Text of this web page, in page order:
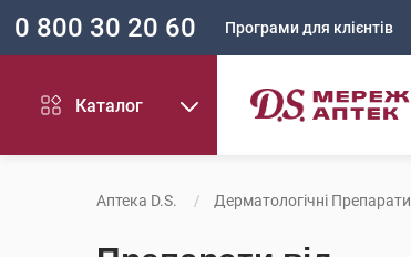
0 800 30 20 60 Програми для клієнтів
Каталог
Аптека D.S. Дерматологічні Препарати